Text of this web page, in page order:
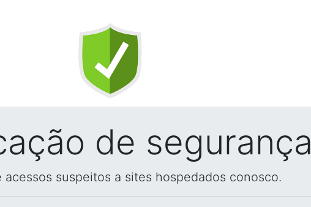
de segurança
suspeitos a sites hospedados conosco.